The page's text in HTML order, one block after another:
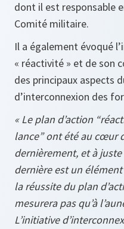
dont il est responsable
Comité militaire.
Il a également évoqué
« réactivité » et de son
des principaux aspects
d’interconnexion des
« Le plan d’action
lance” ont été au cœur
dernièrement, et à
dernière est un
la réussite du plan
mesurera pas qu’à
L’initiative